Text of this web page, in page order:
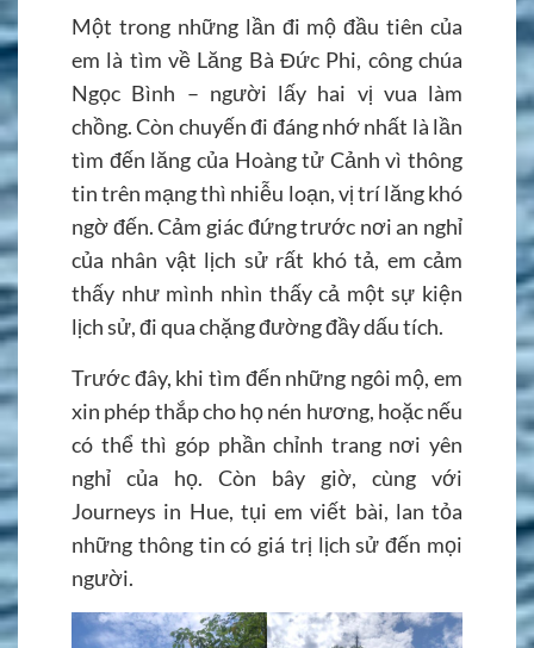
Một trong những lần đi mộ đầu tiên của
em là tìm về Lăng Bà Đức Phi, công chúa
Ngọc Bình – người lấy hai vị vua làm
chồng. Còn chuyến đi đáng nhớ nhất là lần
tìm đến lăng của Hoàng tử Cảnh vì thông
tin trên mạng thì nhiễu loạn, vị trí lăng khó
ngờ đến. Cảm giác đứng trước nơi an nghỉ
của nhân vật lịch sử rất khó tả, em cảm
thấy như mình nhìn thấy cả một sự kiện
lịch sử, đi qua chặng đường đầy dấu tích.
Trước đây, khi tìm đến những ngôi mộ, em
xin phép thắp cho họ nén hương, hoặc nếu
có thể thì góp phần chỉnh trang nơi yên
nghỉ của họ. Còn bây giờ, cùng với
Journeys in Hue, tụi em viết bài, lan tỏa
những thông tin có giá trị lịch sử đến mọi
người.